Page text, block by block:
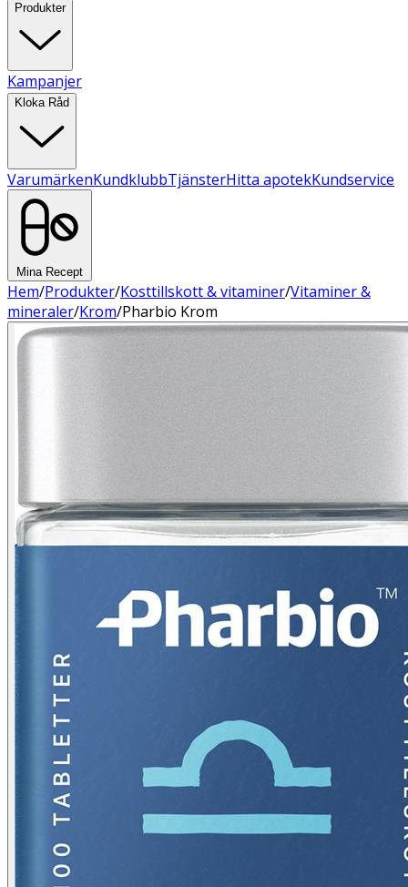
Produkter
Kampanjer
Kloka Råd
VarumärkenKundklubbTjänsterHitta apotekKundservice
Mina Recept
Hem/Produkter/Kosttillskott & vitaminer/Vitaminer &
mineraler/Krom/Pharbio Krom